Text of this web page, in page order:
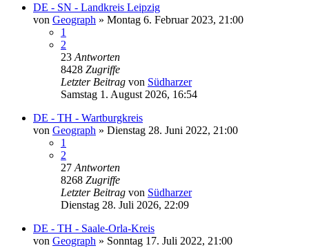
DE - SN - Landkreis Leipzig
von Geograph » Montag 6. Februar 2023, 21:00
1
2
23 Antworten
8428 Zugriffe
Letzter Beitrag von Südharzer
Samstag 1. August 2026, 16:54
DE - TH - Wartburgkreis
von Geograph » Dienstag 28. Juni 2022, 21:00
1
2
27 Antworten
8268 Zugriffe
Letzter Beitrag von Südharzer
Dienstag 28. Juli 2026, 22:09
DE - TH - Saale-Orla-Kreis
von Geograph » Sonntag 17. Juli 2022, 21:00